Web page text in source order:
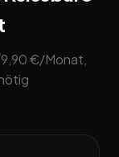
€/Monat,